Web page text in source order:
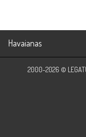
Havaianas
2000-2026 ©